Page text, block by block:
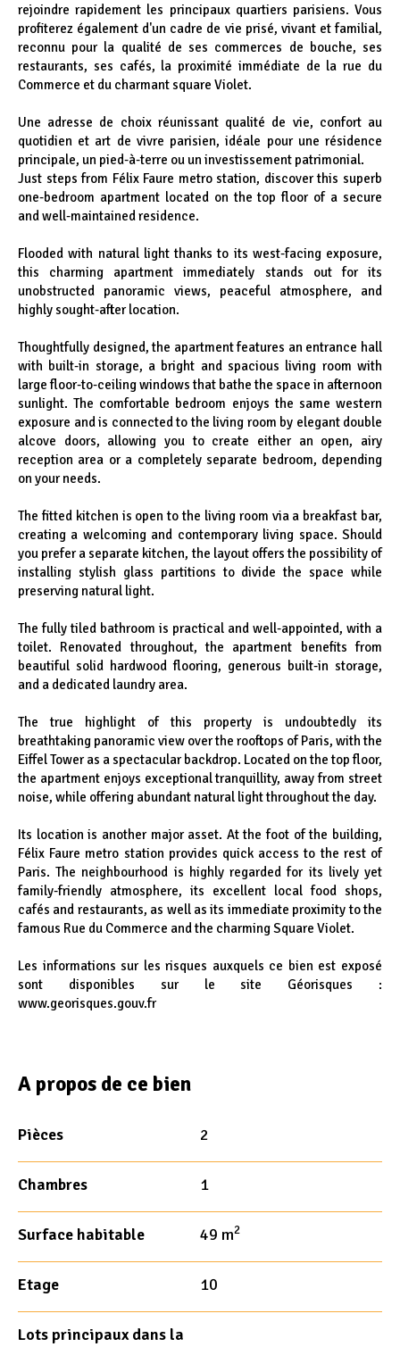
rejoindre rapidement les principaux quartiers parisiens. Vous
profiterez également d'un cadre de vie prisé, vivant et familial,
reconnu pour la qualité de ses commerces de bouche, ses
restaurants, ses cafés, la proximité immédiate de la rue du
Commerce et du charmant square Violet.
Une adresse de choix réunissant qualité de vie, confort au
quotidien et art de vivre parisien, idéale pour une résidence
principale, un pied-à-terre ou un investissement patrimonial.
Just steps from Félix Faure metro station, discover this superb
one-bedroom apartment located on the top floor of a secure
and well-maintained residence.
Flooded with natural light thanks to its west-facing exposure,
this charming apartment immediately stands out for its
unobstructed panoramic views, peaceful atmosphere, and
highly sought-after location.
Thoughtfully designed, the apartment features an entrance hall
with built-in storage, a bright and spacious living room with
large floor-to-ceiling windows that bathe the space in afternoon
sunlight. The comfortable bedroom enjoys the same western
exposure and is connected to the living room by elegant double
alcove doors, allowing you to create either an open, airy
reception area or a completely separate bedroom, depending
on your needs.
The fitted kitchen is open to the living room via a breakfast bar,
creating a welcoming and contemporary living space. Should
you prefer a separate kitchen, the layout offers the possibility of
installing stylish glass partitions to divide the space while
preserving natural light.
The fully tiled bathroom is practical and well-appointed, with a
toilet. Renovated throughout, the apartment benefits from
beautiful solid hardwood flooring, generous built-in storage,
and a dedicated laundry area.
The true highlight of this property is undoubtedly its
breathtaking panoramic view over the rooftops of Paris, with the
Eiffel Tower as a spectacular backdrop. Located on the top floor,
the apartment enjoys exceptional tranquillity, away from street
noise, while offering abundant natural light throughout the day.
Its location is another major asset. At the foot of the building,
Félix Faure metro station provides quick access to the rest of
Paris. The neighbourhood is highly regarded for its lively yet
family-friendly atmosphere, its excellent local food shops,
cafés and restaurants, as well as its immediate proximity to the
famous Rue du Commerce and the charming Square Violet.
Les informations sur les risques auxquels ce bien est exposé
sont disponibles sur le site Géorisques :
www.georisques.gouv.fr
A propos de ce bien
Pièces 2
Chambres 1
Surface habitable 49 m2
Etage 10
Lots principaux dans la